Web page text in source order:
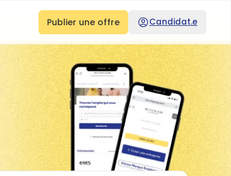
Publier une offre Candidat.e